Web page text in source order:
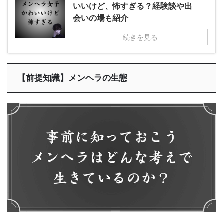
いいけど、怖すぎる？経験談や出
会いの場も紹介
続きを見る
【前提知識】メンヘラの生態